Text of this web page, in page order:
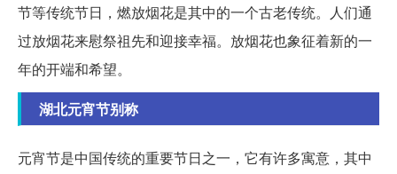
节等传统节日，燃放烟花是其中的一个古老传统。人们通
过放烟花来慰祭祖先和迎接幸福。放烟花也象征着新的一
年的开端和希望。
湖北元宵节别称
元宵节是中国传统的重要节日之一，它有许多寓意，其中